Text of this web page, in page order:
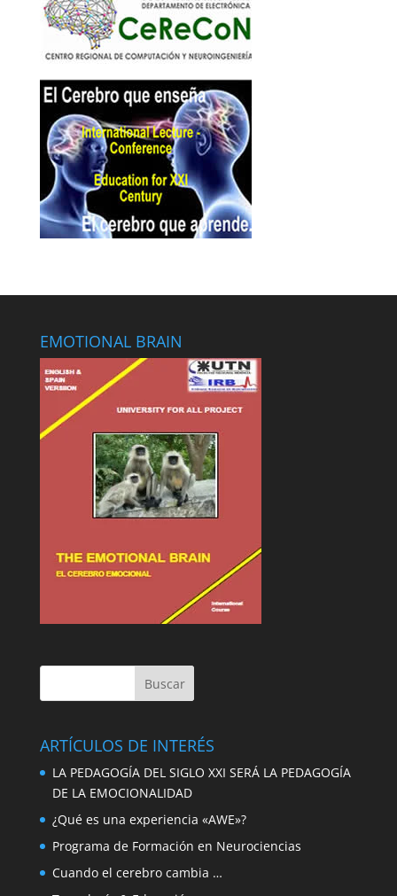
EMOTIONAL BRAIN
ARTÍCULOS DE INTERÉS
LA PEDAGOGÍA DEL SIGLO XXI SERÁ LA PEDAGOGÍA
DE LA EMOCIONALIDAD
¿Qué es una experiencia «AWE»?
Programa de Formación en Neurociencias
Cuando el cerebro cambia …